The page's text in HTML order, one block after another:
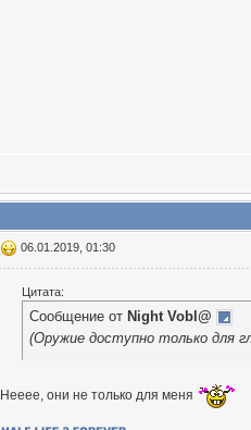
06.01.2019, 01:30
Цитата:
Сообщение от Night Vobl@
(Оружие доступно только для
Нееее, они не только для меня